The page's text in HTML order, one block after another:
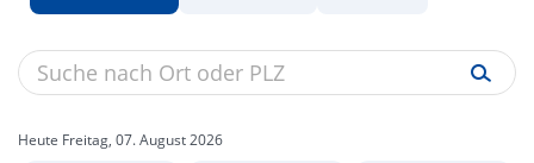
Heute Freitag, 07. August 2026